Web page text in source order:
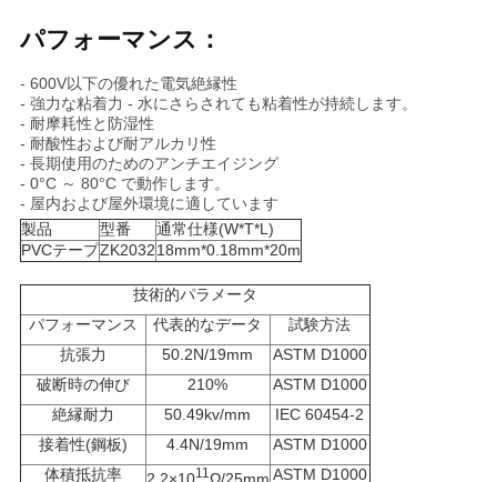
事
件
ブ
ロ
グ
地
プ
パフォーマンス：
- 600V以下の優れた電気絶縁性
- 強力な粘着力 - 水にさらされても粘着性が持続します。
- 耐摩耗性と防湿性
- 耐酸性および耐アルカリ性
- 長期使用のためのアンチエイジング
- 0°C ～ 80°C で動作します。
- 屋内および屋外環境に適しています
製品
型番
通常仕様(W*T*L)
PVCテープZK203218mm*0.18mm*20m
技術的パラメータ
パフォーマンス
代表的なデータ
試験方法
抗張力
50.2N/19mm
ASTM D1000
破断時の伸び
210%
ASTM D1000
絶縁耐力
50.49kv/mm
IEC 60454-2
接着性(鋼板)
4.4N/19mm
ASTM D1000
体積抵抗率
11
ASTM D1000